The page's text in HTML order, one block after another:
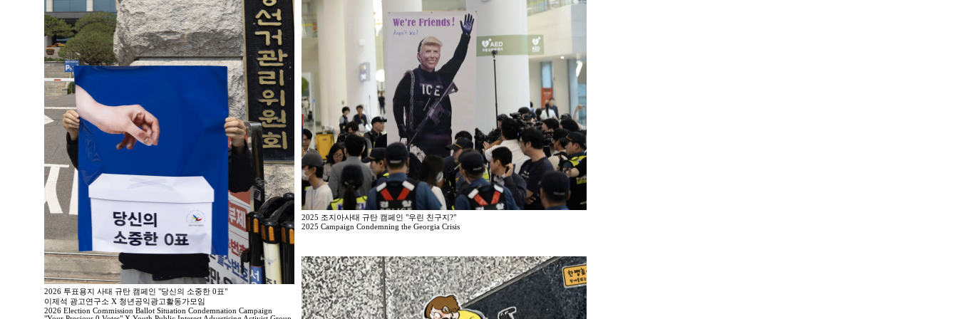
2026 투표용지 사태 규탄 캠페인 "당신의 소중한 0표"
이제석 광고연구소 X 청년공익광고활동가모임
2026 Election Commission Ballot Situation Condemnation Campaign
2025 조지아사태 규탄 캠페인 "우린 친구지?"
2025 Campaign Condemning the Georgia Crisis